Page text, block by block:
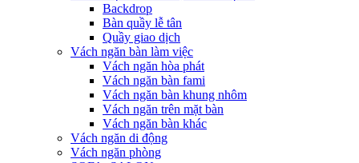
Backdrop
Bàn quầy lễ tân
Quầy giao dịch
Vách ngăn bàn làm việc
Vách ngăn hòa phát
Vách ngăn bàn fami
Vách ngăn bàn khung nhôm
Vách ngăn trên mặt bàn
Vách ngăn bàn khác
Vách ngăn di động
Vách ngăn phòng